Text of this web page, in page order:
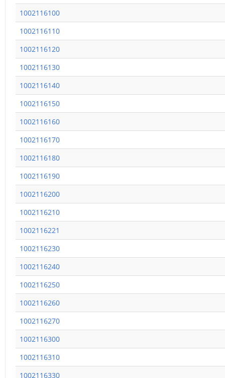
1002116100
1002116110
1002116120
1002116130
1002116140
1002116150
1002116160
1002116170
1002116180
1002116190
1002116200
1002116210
1002116221
1002116230
1002116240
1002116250
1002116260
1002116270
1002116300
1002116310
1002116330